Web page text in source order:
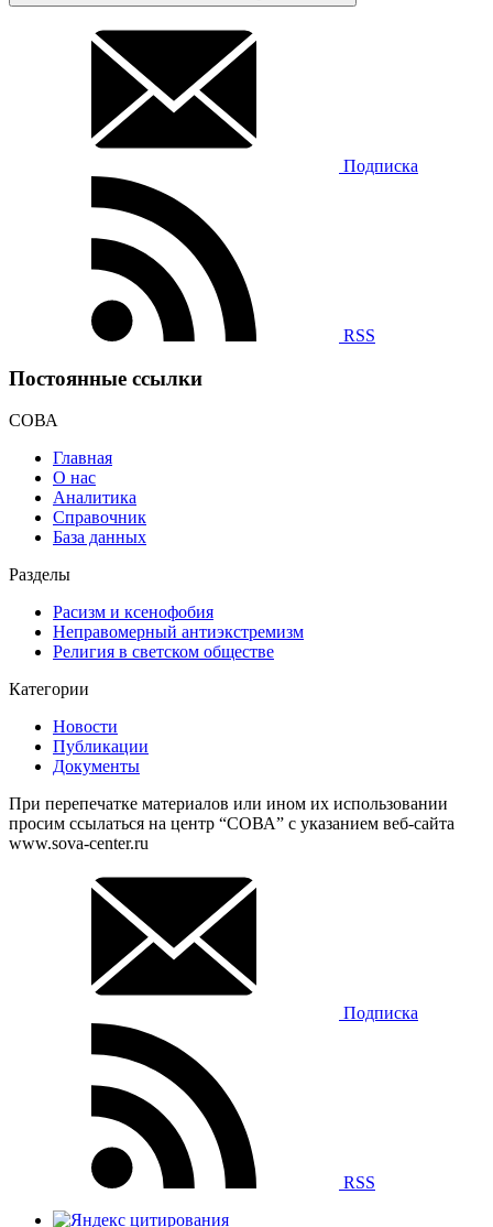
Подписка
RSS
Постоянные ссылки
СОВА
Главная
О нас
Аналитика
Справочник
База данных
Разделы
Расизм и ксенофобия
Неправомерный антиэкстремизм
Религия в светском обществе
Категории
Новости
Публикации
Документы
При перепечатке материалов или ином их использовании
просим ссылаться на центр “СОВА” с указанием веб-сайта
www.sova-center.ru
Подписка
RSS